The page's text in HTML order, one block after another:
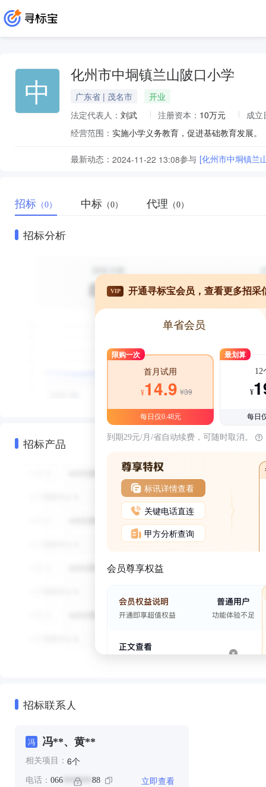
中 化州市中垌镇兰山陂口小学
广东省 | 茂名市
开业
法定代表人： 刘武 注册资本： 10万元
成立
经营范围： 实施小学义务教育，促进基础教育发展。
最新动态： 2024-11-22 13:08参与 [化州市中垌镇兰
招标 （0） 中标 （0） 代理 （0）
招标分析
招标产品
VIP 开通寻标宝会员，查看更多招采
单省会员
限购一次
首月试用
¥14.9 ¥39
每日仅0.48元
最划算
12
¥
每日
到期29元/月/省自动续费，可随时取消。
标讯详情查看
关键电话直连
甲方分析查询
会员尊享权益
招标联系人
冯 冯**、黄**
相关项目： 6个
电话： 066 ******* 88 立即查看